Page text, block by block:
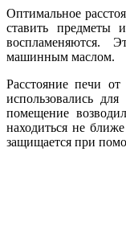
Оптимальное
ставить предметы
воспламеняются.
машинным маслом.
Расстояние печи
использовались
помещение
находиться не
защищается при